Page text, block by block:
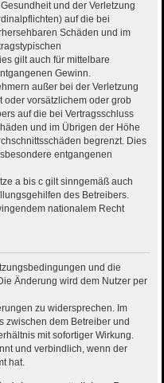
und der Verletzung
auf die bei
Schäden und im
gilt auch für mittelbare
Gewinn.
außer bei der Verletzung
oder vorsätzlichem oder grob
auf die bei Vertragsschluss
und im Übrigen der Höhe
begrenzt. Dies
entgangenen
a bis c gilt sinngemäß auch
des Betreibers.
nationalem Recht
und die
Änderung wird dem Nutzer per
zu widersprechen. Im
zwischen dem Betreiber und
mit sofortiger Wirkung.
und verbindlich, wenn der
hat.